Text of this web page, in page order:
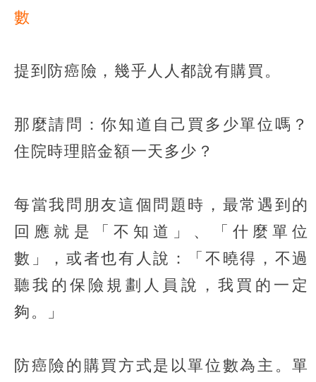
數
提到防癌險，幾乎人人都說有購買。
那麼請問：你知道自己買多少單位嗎？
住院時理賠金額一天多少？
每當我問朋友這個問題時，最常遇到的
回應就是「不知道」、「什麼單位
數」，或者也有人說：「不曉得，不過
聽我的保險規劃人員說，我買的一定
夠。」
防癌險的購買方式是以單位數為主。單